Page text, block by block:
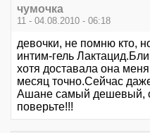
чумочка
11 - 04.08.2010 - 06:18
девочки, не помню кто,
интим-гель
хотя доставала она
месяц точно.Сейчас
Ашане самый дешевый,
поверьте!!!